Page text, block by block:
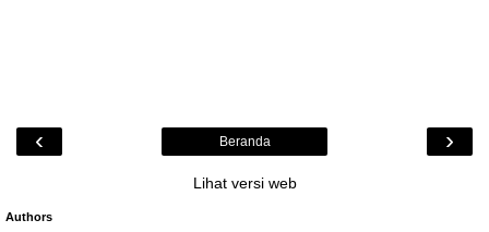
‹ ›
Beranda
Lihat versi web
Authors